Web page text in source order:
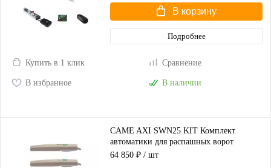
В корзину
Подробнее
Купить в 1 клик Сравнение
В избранное В наличии
CAME AXI SWN25 KIT Комплект
автоматики для распашных ворот
(корпус серый)
64 850 ₽ / шт